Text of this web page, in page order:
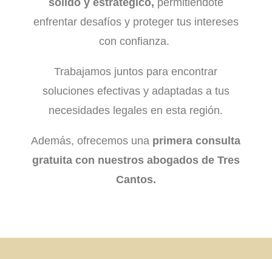
sólido y estratégico, permitiéndote
enfrentar desafíos y proteger tus intereses
con confianza.
Trabajamos juntos para encontrar
soluciones efectivas y adaptadas a tus
necesidades legales en esta región.
Además, ofrecemos una primera consulta
gratuita con nuestros abogados de Tres
Cantos.